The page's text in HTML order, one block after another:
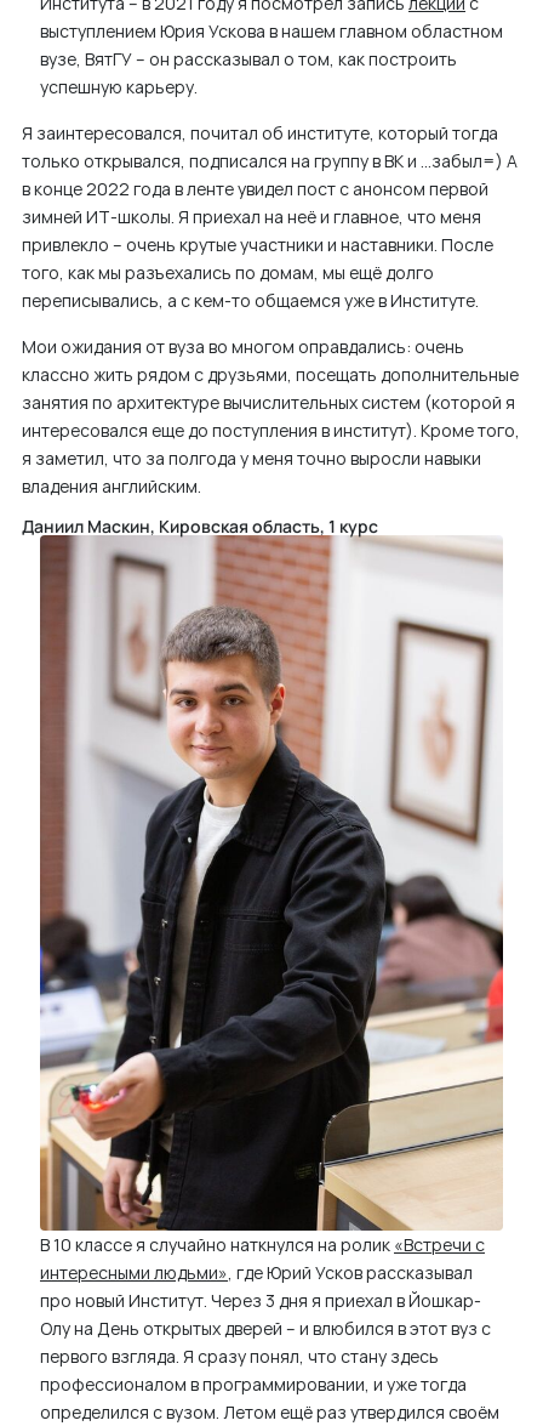
выступлением Юрия Ускова в нашем главном областном
вузе, ВятГУ – он рассказывал о том, как построить
успешную карьеру.
Я заинтересовался, почитал об институте, который тогда
только открывался, подписался на группу в ВК и …забыл=) А
в конце 2022 года в ленте увидел пост с анонсом первой
зимней ИТ-школы. Я приехал на неё и главное, что меня
привлекло – очень крутые участники и наставники. После
того, как мы разъехались по домам, мы ещё долго
переписывались, а с кем-то общаемся уже в Институте.
Мои ожидания от вуза во многом оправдались: очень
классно жить рядом с друзьями, посещать дополнительные
занятия по архитектуре вычислительных систем (которой я
интересовался еще до поступления в институт). Кроме того,
я заметил, что за полгода у меня точно выросли навыки
владения английским.
Даниил Маскин, Кировская область, 1 курс
В 10 классе я случайно наткнулся на ролик «Встречи с
интересными людьми», где Юрий Усков рассказывал
про новый Институт. Через 3 дня я приехал в Йошкар-
Олу на День открытых дверей – и влюбился в этот вуз с
первого взгляда. Я сразу понял, что стану здесь
профессионалом в программировании, и уже тогда
определился с вузом. Летом ещё раз утвердился своём